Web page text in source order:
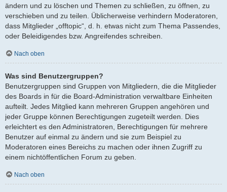
ändern und zu löschen und Themen zu schließen, zu öffnen, zu
verschieben und zu teilen. Üblicherweise verhindern Moderatoren,
dass Mitglieder „offtopic“, d. h. etwas nicht zum Thema Passendes,
oder Beleidigendes bzw. Angreifendes schreiben.
Nach oben
Was sind Benutzergruppen?
Benutzergruppen sind Gruppen von Mitgliedern, die die Mitglieder
des Boards in für die Board-Administration verwaltbare Einheiten
aufteilt. Jedes Mitglied kann mehreren Gruppen angehören und
jeder Gruppe können Berechtigungen zugeteilt werden. Dies
erleichtert es den Administratoren, Berechtigungen für mehrere
Benutzer auf einmal zu ändern und sie zum Beispiel zu
Moderatoren eines Bereichs zu machen oder ihnen Zugriff zu
einem nichtöffentlichen Forum zu geben.
Nach oben